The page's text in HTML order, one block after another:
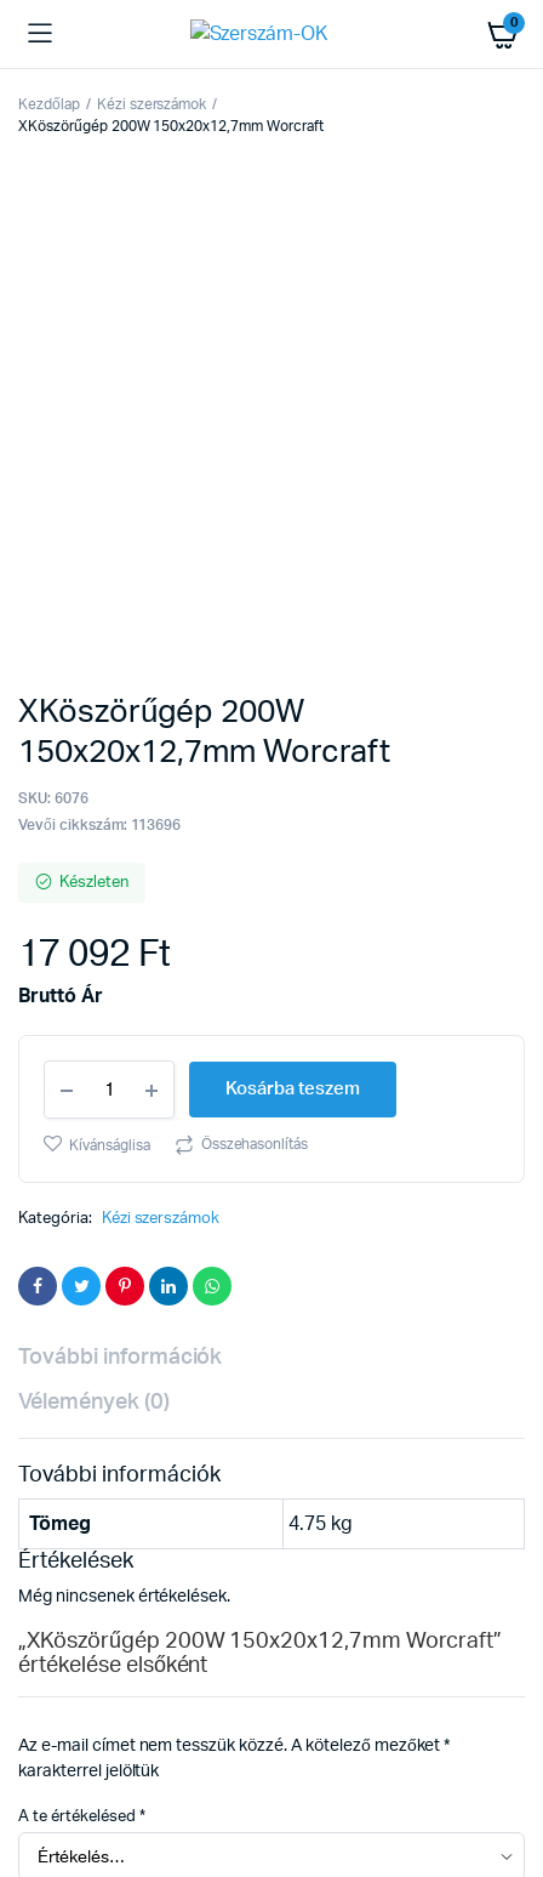
0
Kezdőlap
Kézi szerszámok
XKöszörűgép 200W 150x20x12,7mm Worcraft
XKöszörűgép 200W
150x20x12,7mm Worcraft
SKU: 6076
Vevői cikkszám: 113696
Készleten
17 092 Ft
Bruttó Ár
200W
150x20x12,7mm
Worcraft
Kosárba teszem
Kívánságlisa Összehasonlítás
Kategória: Kézi szerszámok
További információk
Vélemények (0)
További információk
Tömeg 4.75 kg
Értékelések
Még nincsenek értékelések.
„XKöszörűgép 200W 150x20x12,7mm Worcraft”
értékelése elsőként
Az e-mail címet nem tesszük közzé. A kötelező mezőket*
karakterrel jelöltük
A te értékelésed *